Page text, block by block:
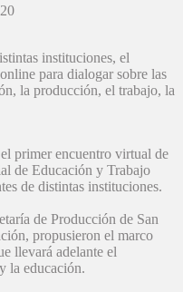
instituciones, el
para dialogar sobre las
la producción, el trabajo, la
primer encuentro virtual de
de Educación y Trabajo
de distintas instituciones.
de Producción de San
propusieron el marco
llevará adelante el
la educación.